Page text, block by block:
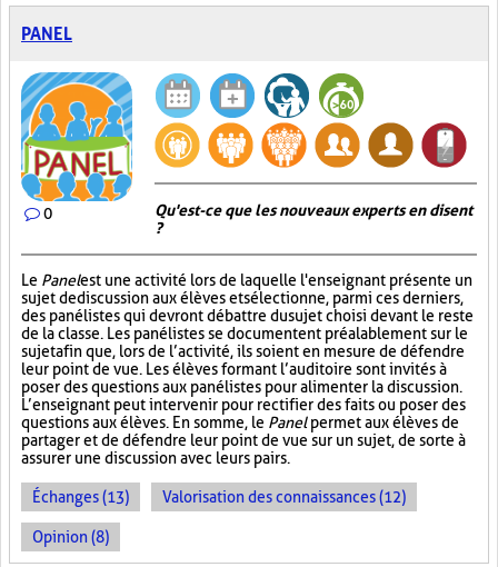
PANEL
0
Qu'est-ce que les nouveaux experts en disent
?
Le Panelest une activité lors de laquelle l'enseignant présente un
sujet de discussion aux élèves et sélectionne, parmi ces derniers,
des panélistes qui devront débattre du sujet choisi devant le reste
de la classe. Les panélistes se documentent préalablement sur le
sujet afin que, lors de l’activité, ils soient en mesure de défendre
leur point de vue. Les élèves formant l’auditoire sont invités à
poser des questions aux panélistes pour alimenter la discussion.
L’enseignant peut intervenir pour rectifier des faits ou poser des
questions aux élèves. En somme, le Panelpermet aux élèves de
partager et de défendre leur point de vue sur un sujet, de sorte à
assurer une discussion avec leurs pairs.
Échanges (13) Valorisation des connaissances (12)
Opinion (8)